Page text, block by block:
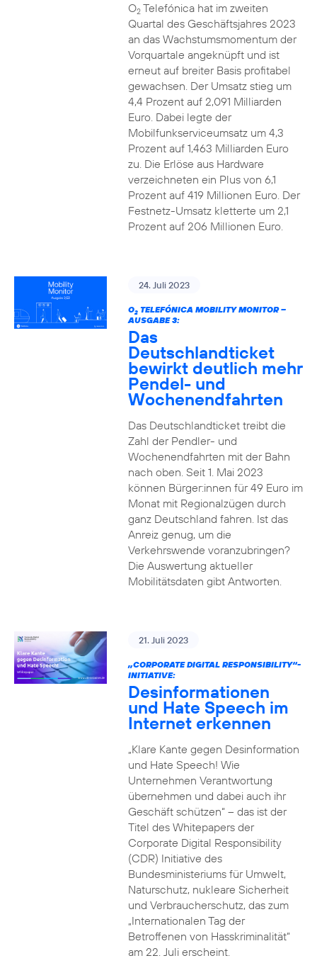
O2Telefónica hat im zweiten
Quartal des Geschäftsjahres 2023
an das Wachstumsmomentum der
Vorquartale angeknüpft und ist
erneut auf breiter Basis profitabel
gewachsen. Der Umsatz stieg um
4,4 Prozent auf 2,091 Milliarden
Euro. Dabei legte der
Mobilfunkserviceumsatz um 4,3
Prozent auf 1,463 Milliarden Euro
zu. Die Erlöse aus Hardware
verzeichneten ein Plus von 6,1
Prozent auf 419 Millionen Euro. Der
Festnetz-Umsatz kletterte um 2,1
Prozent auf 206 Millionen Euro.
24. Juli 2023
O2TELEFÓNICA MOBILITY MONITOR –
AUSGABE 3:
Das
Deutschlandticket
bewirkt deutlich mehr
Pendel- und
Wochenendfahrten
Das Deutschlandticket treibt die
Zahl der Pendler- und
Wochenendfahrten mit der Bahn
nach oben. Seit 1. Mai 2023
können Bürger:innen für 49 Euro im
Monat mit Regionalzügen durch
ganz Deutschland fahren. Ist das
Anreiz genug, um die
Verkehrswende voranzubringen?
Die Auswertung aktueller
Mobilitätsdaten gibt Antworten.
21. Juli 2023
„CORPORATE DIGITAL RESPONSIBILITY“-
INITIATIVE:
Desinformationen
und Hate Speech im
Internet erkennen
„Klare Kante gegen Desinformation
und Hate Speech! Wie
Unternehmen Verantwortung
übernehmen und dabei auch ihr
Geschäft schützen“ – das ist der
Titel des Whitepapers der
Corporate Digital Responsibility
(CDR) Initiative des
Bundesministeriums für Umwelt,
Naturschutz, nukleare Sicherheit
und Verbraucherschutz, das zum
„Internationalen Tag der
Betroffenen von Hasskriminalität“
am 22. Juli erscheint.